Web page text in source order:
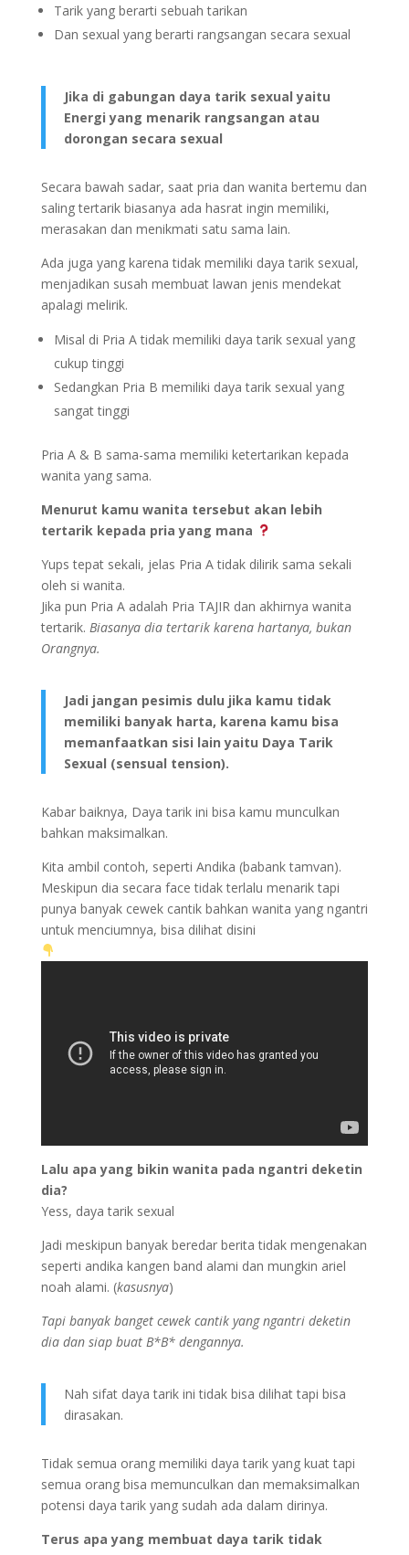
Tarik yang berarti sebuah tarikan
Dan sexual yang berarti rangsangan secara sexual
Jika di gabungan daya tarik sexual yaitu
Energi yang menarik rangsangan atau
dorongan secara sexual
Secara bawah sadar, saat pria dan wanita bertemu dan
saling tertarik biasanya ada hasrat ingin memiliki,
merasakan dan menikmati satu sama lain.
Ada juga yang karena tidak memiliki daya tarik sexual,
menjadikan susah membuat lawan jenis mendekat
apalagi melirik.
Misal di Pria A tidak memiliki daya tarik sexual yang
cukup tinggi
Sedangkan Pria B memiliki daya tarik sexual yang
sangat tinggi
Pria A & B sama-sama memiliki ketertarikan kepada
wanita yang sama.
Menurut kamu wanita tersebut akan lebih
tertarik kepada pria yang mana
Yups tepat sekali, jelas Pria A tidak dilirik sama sekali
oleh si wanita.
Jika pun Pria A adalah Pria TAJIR dan akhirnya wanita
tertarik. Biasanya dia tertarik karena hartanya, bukan
Orangnya.
Jadi jangan pesimis dulu jika kamu tidak
memiliki banyak harta, karena kamu bisa
memanfaatkan sisi lain yaitu Daya Tarik
Sexual (sensual tension).
Kabar baiknya, Daya tarik ini bisa kamu munculkan
bahkan maksimalkan.
Kita ambil contoh, seperti Andika (babank tamvan).
Meskipun dia secara face tidak terlalu menarik tapi
punya banyak cewek cantik bahkan wanita yang ngantri
untuk menciumnya, bisa dilihat disini
Lalu apa yang bikin wanita pada ngantri deketin
dia?
Yess, daya tarik sexual
Jadi meskipun banyak beredar berita tidak mengenakan
seperti andika kangen band alami dan mungkin ariel
noah alami. (kasusnya)
Tapi banyak banget cewek cantik yang ngantri deketin
dia dan siap buat B*B* dengannya.
Nah sifat daya tarik ini tidak bisa dilihat tapi bisa
dirasakan.
Tidak semua orang memiliki daya tarik yang kuat tapi
semua orang bisa memunculkan dan memaksimalkan
potensi daya tarik yang sudah ada dalam dirinya.
Terus apa yang membuat daya tarik tidak